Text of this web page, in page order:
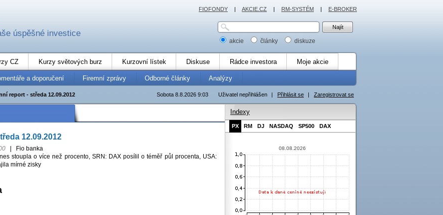
úspěšné investice
akcie články diskuze
CZ Kurzy světových burz Kurzovní lístek Diskuse Rádce investora Moje akcie
a doporučení Firemní zprávy Odborné články Analýzy
Uživatel nepřihlášen | Přihlásit se | Zaregistrovat se
Sobota 8.8.2026 9:03
report - středa 12.09.2012
12.09.2012
Fio banka
stoupla o více než procento, SRN: DAX posílil o téměř půl procenta, USA:
mírné zisky
Indexy
PX RM DJ NASDAQ SP500 DAX
08.08.2026
FIOFONDY | AKCIE.CZ | RM-SYSTÉM | E-BROKER